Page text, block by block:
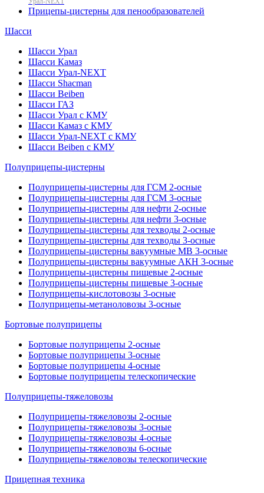
Прицепы-цистерны для пенообразователей
Шасси
Шасси Урал
Шасси Камаз
Шасси Урал-NEXT
Шасси Shacman
Шасси Beiben
Шасси ГАЗ
Шасси Урал с КМУ
Шасси Камаз с КМУ
Шасси Урал-NEXT с КМУ
Шасси Beiben с КМУ
Полуприцепы-цистерны
Полуприцепы-цистерны для ГСМ 2-осные
Полуприцепы-цистерны для ГСМ 3-осные
Полуприцепы-цистерны для нефти 2-осные
Полуприцепы-цистерны для нефти 3-осные
Полуприцепы-цистерны для техводы 2-осные
Полуприцепы-цистерны для техводы 3-осные
Полуприцепы-цистерны вакуумные МВ 3-осные
Полуприцепы-цистерны вакуумные АКН 3-осные
Полуприцепы-цистерны пищевые 2-осные
Полуприцепы-цистерны пищевые 3-осные
Полуприцепы-кислотовозы 3-осные
Полуприцепы-метаноловозы 3-осные
Бортовые полуприцепы
Бортовые полуприцепы 2-осные
Бортовые полуприцепы 3-осные
Бортовые полуприцепы 4-осные
Бортовые полуприцепы телескопические
Полуприцепы-тяжеловозы
Полуприцепы-тяжеловозы 2-осные
Полуприцепы-тяжеловозы 3-осные
Полуприцепы-тяжеловозы 4-осные
Полуприцепы-тяжеловозы 6-осные
Полуприцепы-тяжеловозы телескопические
Прицепная техника